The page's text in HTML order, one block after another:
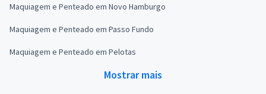
Maquiagem e Penteado em Novo Hamburgo
Maquiagem e Penteado em Passo Fundo
Maquiagem e Penteado em Pelotas
Mostrar mais